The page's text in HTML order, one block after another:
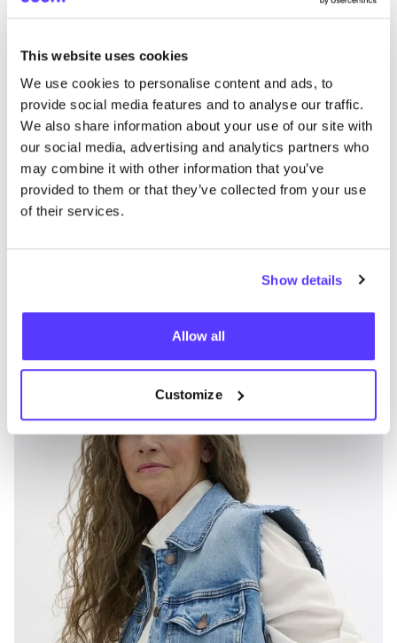
This website uses cookies
We use cookies to personalise content and ads, to
provide social media features and to analyse our traffic.
We also share information about your use of our site with
our social media, advertising and analytics partners who
may combine it with other information that you’ve
provided to them or that they’ve collected from your use
of their services.
Show details
Allow all
Customize
Otras marcas
Ropa Vaquieros / denim 5+